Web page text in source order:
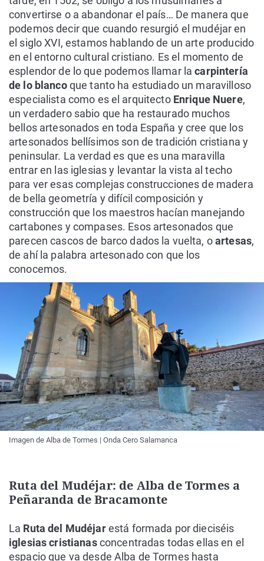
convertirse o a abandonar el país… De manera que
podemos decir que cuando resurgió el mudéjar en
el siglo XVI, estamos hablando de un arte producido
en el entorno cultural cristiano. Es el momento de
esplendor de lo que podemos llamar lacarpintería
de lo blancoque tanto ha estudiado un maravilloso
especialista como es el arquitecto Enrique Nuere,
un verdadero sabio que ha restaurado muchos
bellos artesonados en toda España y cree que los
artesonados bellísimos son de tradición cristiana y
peninsular. La verdad es que es una maravilla
entrar en las iglesias y levantar la vista al techo
para ver esas complejas construcciones de madera
de bella geometría y difícil composición y
construcción que los maestros hacían manejando
cartabones y compases. Esos artesonados que
parecen cascos de barco dados la vuelta, oartesas,
de ahí la palabra artesonado con que los
conocemos.
Imagen de Alba de Tormes | Onda Cero Salamanca
Ruta del Mudéjar: de Alba de Tormes a
Peñaranda de Bracamonte
La Ruta del Mudéjarestá formada por dieciséis
iglesias cristianasconcentradas todas ellas en el
espacio que va desde Alba de Tormes hasta